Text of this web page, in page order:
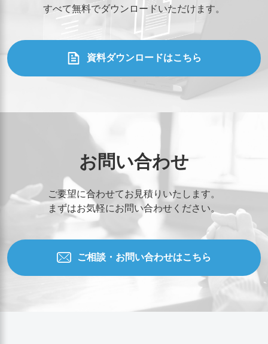
すべて無料でダウンロードいただけます。
資料ダウンロードはこちら
お問い合わせ
ご要望に合わせてお見積りいたします。
まずはお気軽にお問い合わせください。
ご相談・お問い合わせはこちら